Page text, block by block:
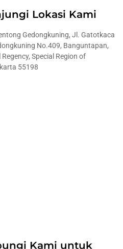
Lokasi Kami
Gedongkuning, Jl. Gatotkaca
No.409, Banguntapan,
Special Region of
55198
Kami untuk